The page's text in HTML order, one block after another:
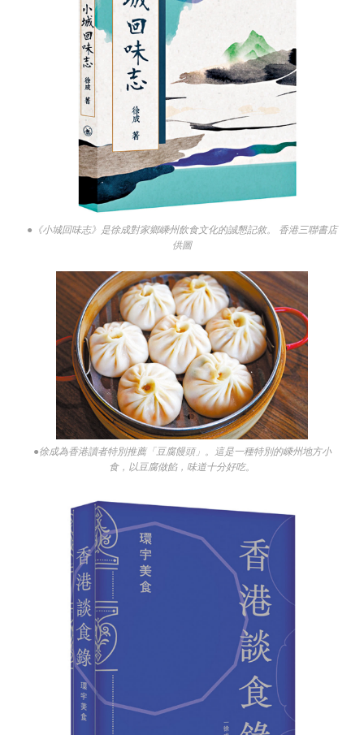
●《小城回味志》是徐成對家鄉嵊州飲食文化的誠懇記敘。 香港三聯書店
供圖
●徐成為香港讀者特別推薦「豆腐饅頭」。這是一種特別的嵊州地方小
食，以豆腐做餡，味道十分好吃。